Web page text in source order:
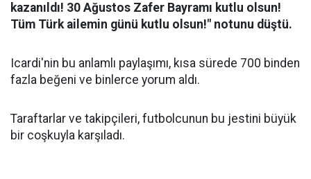
kazanıldı! 30 Ağustos Zafer Bayramı kutlu olsun!
Tüm Türk ailemin günü kutlu olsun!" notunu düştü.
Icardi'nin bu anlamlı paylaşımı, kısa sürede 700 binden
fazla beğeni ve binlerce yorum aldı.
Taraftarlar ve takipçileri, futbolcunun bu jestini büyük
bir coşkuyla karşıladı.